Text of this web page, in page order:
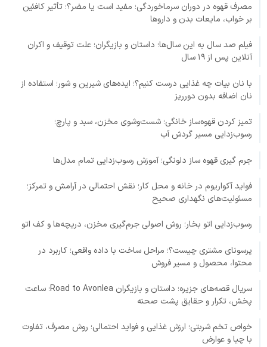
مصرف قهوه در دوران سرماخوردگی؛ مفید است یا مضر؟؛ تأثیر کافئین
بر خواب، مایعات بدن و داروها
فیلم صد سال به این سال‌ها؛ داستان و بازیگران؛ علت توقیف و اکران
آنلاین پس از ۱۹ سال
با نان بیات چه غذایی درست کنیم؟؛ ایده‌های شیرین و شور؛ استفاده از
نان اضافه بدون دورریز
تمیز کردن قهوه‌ساز خانگی؛ شست‌وشوی مخزن، سبد و پارچ؛
رسوب‌زدایی مسیر گردش آب
جرم گیری قهوه ساز دلونگی؛ آموزش رسوب‌زدایی تمام مدل‌ها
فواید آکواریوم در خانه و محل کار؛ نقش احتمالی در آرامش و تمرکز؛
مسئولیت‌های نگهداری صحیح
رسوب‌زدایی اتو بخار؛ روش اصولی جرم‌گیری مخزن، دریچه‌ها و کف اتو
پرسونای مشتری چیست؟؛ مراحل ساخت با داده واقعی؛ کاربرد در
محتوا، محصول و مسیر فروش
سریال قصه‌های جزیره؛ داستان و بازیگران Road to Avonlea؛ ساعت
پخش، تکرار و حقایق پشت صحنه
خواص تخم شربتی؛ ارزش غذایی و فواید احتمالی؛ روش مصرف، تفاوت
با چیا و عوارض